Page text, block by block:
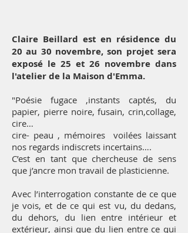
Claire Beillard est en résidence du
20 au 30 novembre, son projet sera
exposé le 25 et 26 novembre dans
l'atelier de la Maison d'Emma.
"Poésie fugace ,instants captés, du
papier, pierre noire, fusain, crin,collage,
cire…
cire- peau , mémoires voilées laissant
nos regards indiscrets incertains….
C’est en tant que chercheuse de sens
que j’ancre mon travail de plasticienne.
Avec l’interrogation constante de ce que
je vois, et de ce qui est vu, du dedans,
du dehors, du lien entre intérieur et
extérieur, ainsi que du lien entre ce qui